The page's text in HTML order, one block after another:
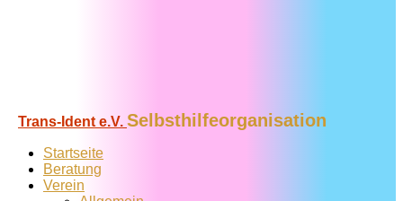
Trans-Ident e.V. Selbsthilfeorganisation
Startseite
Beratung
Verein